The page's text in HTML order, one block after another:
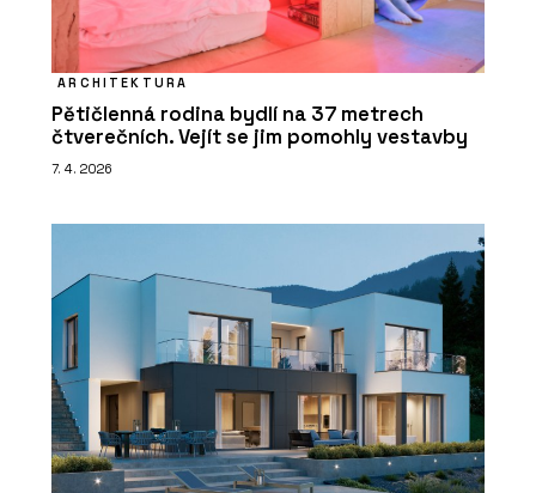
ARCHITEKTURA
Pětičlenná rodina bydlí na 37 metrech
čtverečních. Vejít se jim pomohly vestavby
7. 4. 2026